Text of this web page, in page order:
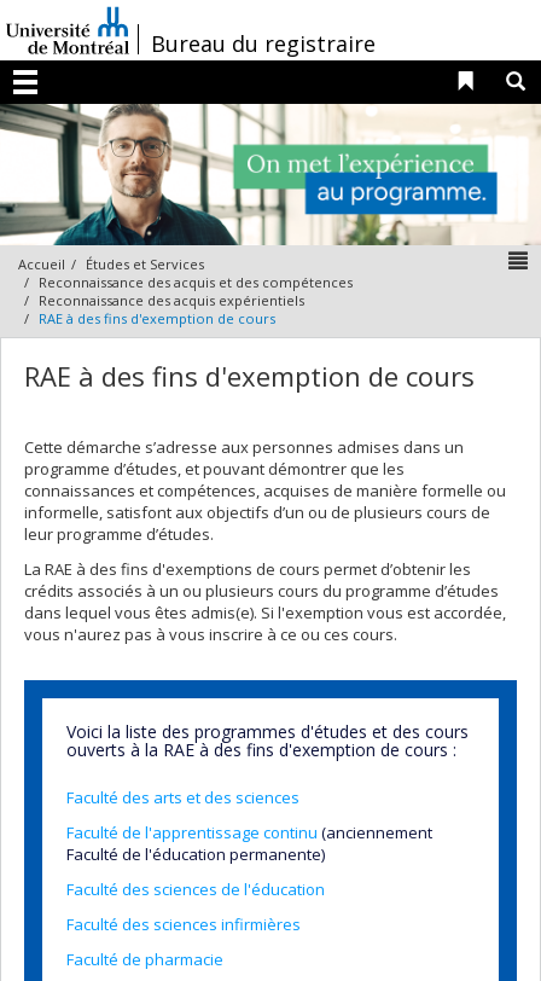
au
contenu
/Bureau du registraire
Menu
Liens
Accueil
Études et Services
Reconnaissance des acquis et des compétences
Reconnaissance des acquis expérientiels
RAE à des fins d'exemption de cours
RAE à des fins d'exemption de cours
Cette démarche s’adresse aux personnes admises dans un
programme d’études, et pouvant démontrer que les
connaissances et compétences, acquises de manière formelle ou
informelle, satisfont aux objectifs d’un ou de plusieurs cours de
leur programme d’études.
La RAE à des fins d'exemptions de cours permet d’obtenir les
crédits associés à un ou plusieurs cours du programme d’études
dans lequel vous êtes admis(e). Si l'exemption vous est accordée,
vous n'aurez pas à vous inscrire à ce ou ces cours.
Voici la liste des programmes d'études et des cours
ouverts à la RAE à des fins d'exemption de cours :
Faculté des arts et des sciences
Faculté de l'apprentissage continu (anciennement
Faculté de l'éducation permanente)
Faculté des sciences de l'éducation
Faculté des sciences infirmières
Faculté de pharmacie